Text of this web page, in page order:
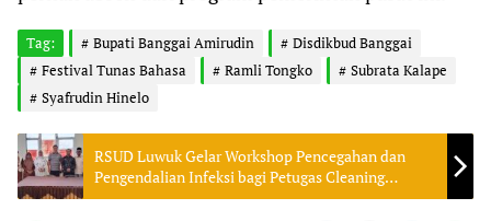
Tag: Bupati Banggai Amirudin
Disdikbud Banggai
Festival Tunas Bahasa
Ramli Tongko
Subrata Kalape
Syafrudin Hinelo
RSUD Luwuk Gelar Workshop Pencegahan dan
Pengendalian Infeksi bagi Petugas Cleaning
Service